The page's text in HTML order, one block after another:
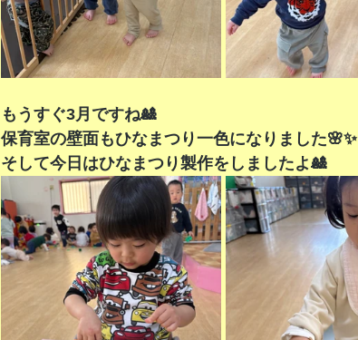
もうすぐ3月ですね🎎
保育室の壁面もひなまつり一色になりました🌸✨
そして今日はひなまつり製作をしましたよ🎎